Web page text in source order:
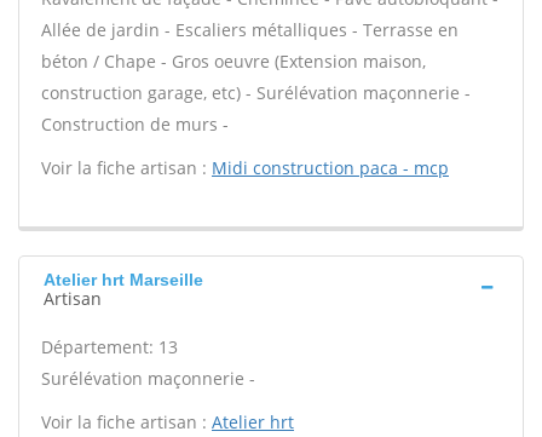
Allée de jardin - Escaliers métalliques - Terrasse en
béton / Chape - Gros oeuvre (Extension maison,
construction garage, etc) - Surélévation maçonnerie -
Construction de murs -
Voir la fiche artisan : Midi construction paca - mcp
Atelier hrt Marseille
Artisan
Département: 13
Surélévation maçonnerie -
Voir la fiche artisan : Atelier hrt